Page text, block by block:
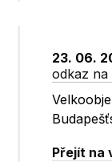
23. 06.
odkaz na
Přejít na